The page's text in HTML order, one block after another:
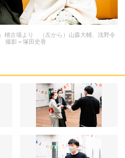
稽古場より （左から）山森大輔、浅野令
影＝塚田史香